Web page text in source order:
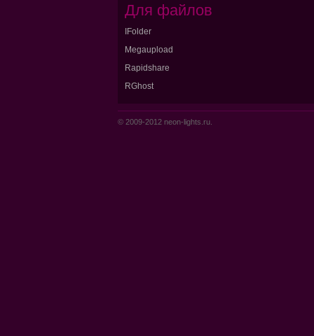
Для файлов
IFolder
Megaupload
Rapidshare
RGhost
© 2009-2012 neon-lights.ru.